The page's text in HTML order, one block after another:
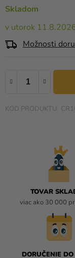
a merch
Sviatky
Kreatívne
produkty
Témy
Blog
Kontakt
0,0
5
hviezdičiek.
Skladom
v utorok
Možnosti
TOVAR
viac ako 30 000
DORUČENIE